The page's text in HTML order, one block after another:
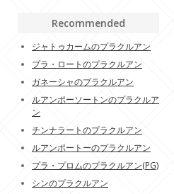
Recommended
ジャトゥカームのプラクルアン
プラ・ロートのプラクルアン
ガネーシャのプラクルアン
ルアンポーソートンのプラクルア
ン
チンナラートのプラクルアン
ルアンポートーのプラクルアン
プラ・プロムのプラクルアン(PG)
シンのプラクルアン